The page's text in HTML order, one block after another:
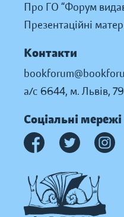
Про ГО “Форум
Презентаційні
Контакти
а/с 6644, м. Львів,
Соціальні мережі